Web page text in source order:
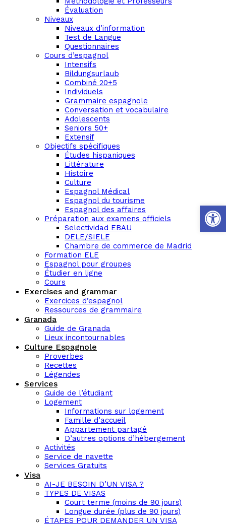
Évaluation
Niveaux
Niveaux d’information
Test de Langue
Questionnaires
Cours d’espagnol
Intensifs
Bildungsurlaub
Combiné 20+5
Individuels
Grammaire espagnole
Conversation et vocabulaire
Adolescents
Seniors 50+
Extensif
Objectifs spécifiques
Études hispaniques
Littérature
Histoire
Culture
Espagnol Médical
Espagnol du tourisme
Espagnol des affaires
Préparation aux examens officiels
Selectividad EBAU
DELE/SIELE
Chambre de commerce de Madrid
Formation ELE
Espagnol pour groupes
Étudier en ligne
Cours
Exercises and grammar
Exercices d’espagnol
Ressources de grammaire
Granada
Guide de Granada
Lieux incontournables
Culture Espagnole
Proverbes
Recettes
Légendes
Services
Guide de l’étudiant
Logement
Informations sur logement
Famille d’accueil
Appartement partagé
D’autres options d’hébergement
Activités
Service de navette
Services Gratuits
Visa
AI-JE BESOIN D’UN VISA ?
TYPES DE VISAS
Court terme (moins de 90 jours)
Longue durée (plus de 90 jours)
ÉTAPES POUR DEMANDER UN VISA
Ouvrir